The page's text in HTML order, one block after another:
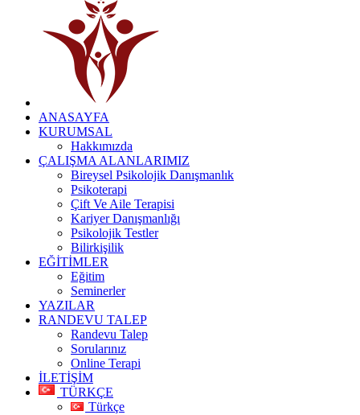
ANASAYFA
KURUMSAL
Hakkımızda
ÇALIŞMA ALANLARIMIZ
Bireysel Psikolojik Danışmanlık
Psikoterapi
Çift Ve Aile Terapisi
Kariyer Danışmanlığı
Psikolojik Testler
Bilirkişilik
EĞİTİMLER
Eğitim
Seminerler
YAZILAR
RANDEVU TALEP
Randevu Talep
Sorularınız
Online Terapi
İLETİŞİM
TÜRKÇE
Türkçe